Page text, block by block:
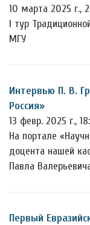
10 марта 2025 г.,
I тур
МГУ
Интервью П. В.
Россия»
13 февр. 2025 г.,
На портале
доцента нашей
Павла
Первый